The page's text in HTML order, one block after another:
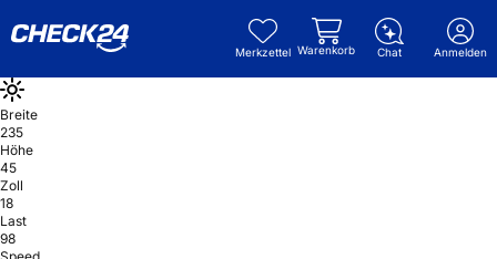
Merkzettel Warenkorb Chat Anmelden
Breite
235
Höhe
45
Zoll
18
Last
98